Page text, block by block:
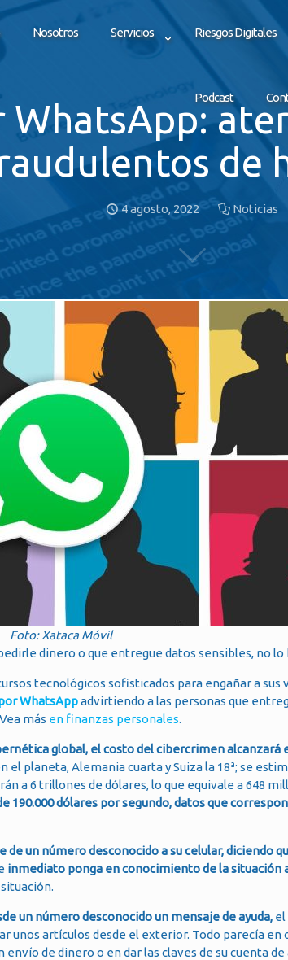
Nosotros Servicios Riesgos Digitales
Podcast
WhatsApp:
de
4 agosto, 2022 Noticias
Foto: Xataca Móvil
dinero o que entregue datos sensibles, no lo
tecnológicos sofisticados para engañar a sus
WhatsAppadvirtiendo a las personas que
más en finanzas personales.
global, el costo del cibercrimen alcanzará
el planeta, Alemania cuarta y Suiza la 18ª; se
a 6 trillones de dólares, lo que equivale a 648
190.000 dólares por segundo, datos que
de un número desconocido a su celular, diciendo
inmediato ponga en conocimiento de la situación
un número desconocido un mensaje de ayuda, el
artículos desde el exterior. Todo parecía en
de dinero o en dar las claves de su cuenta de